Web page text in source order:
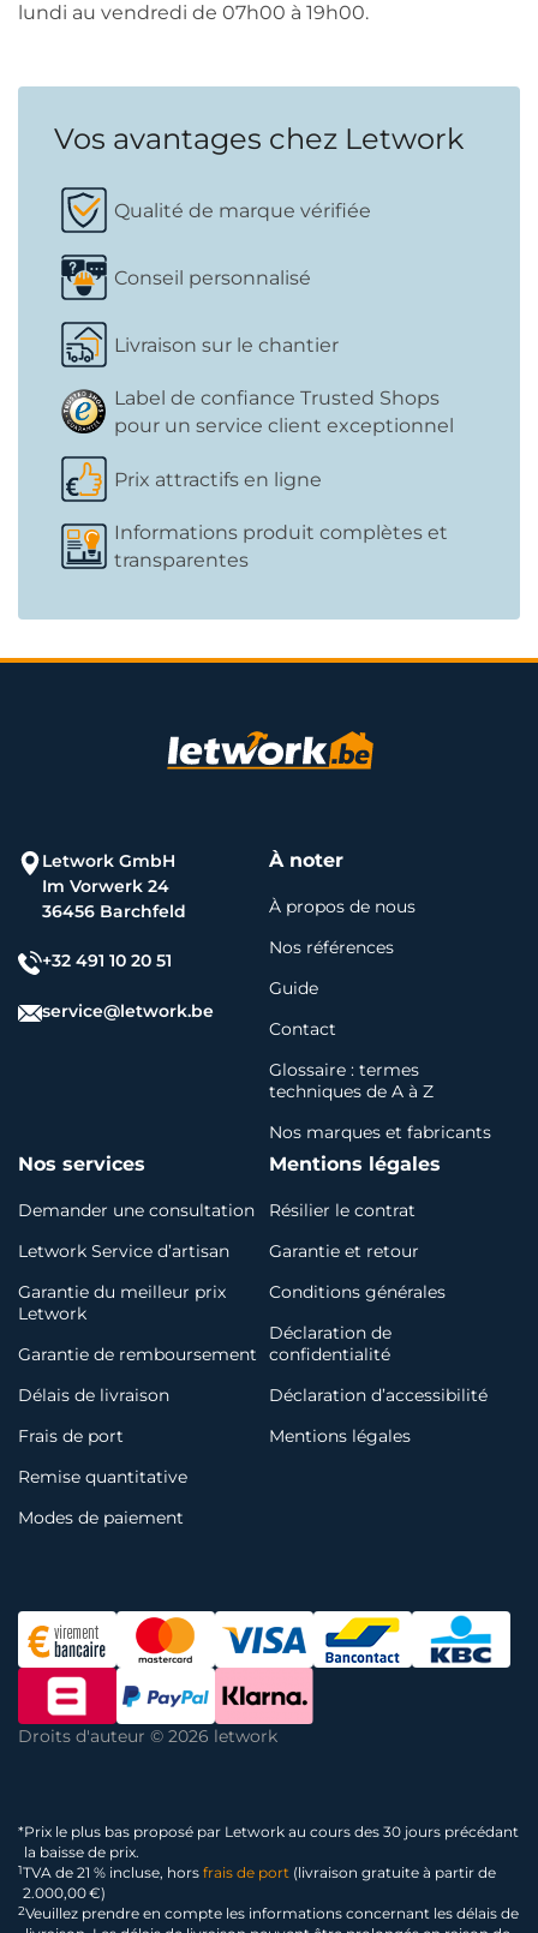
lundi au vendredi de 07h00 à 19h00.
Vos avantages chez Letwork
Qualité de marque vérifiée
Conseil personnalisé
Livraison sur le chantier
Label de confiance Trusted Shops
pour un service client exceptionnel
Prix attractifs en ligne
Informations produit complètes et
transparentes
Letwork GmbH
Im Vorwerk 24
36456 Barchfeld
+32 491 10 20 51
service@letwork.be
À noter
À propos de nous
Nos références
Guide
Contact
Glossaire : termes
techniques de A à Z
Nos marques et fabricants
Nos services
Demander une consultation
Letwork Service d’artisan
Garantie du meilleur prix
Letwork
Garantie de remboursement
Délais de livraison
Frais de port
Remise quantitative
Modes de paiement
Mentions légales
Résilier le contrat
Garantie et retour
Conditions générales
Déclaration de
confidentialité
Déclaration d’accessibilité
Mentions légales
Droits d'auteur © 2026 letwork
*Prix le plus bas proposé par Letwork au cours des 30 jours précédant
la baisse de prix.
1TVA de 21 % incluse, hors frais de port (livraison gratuite à partir de
2.000,00 €)
2Veuillez prendre en compte les informations concernant les délais de